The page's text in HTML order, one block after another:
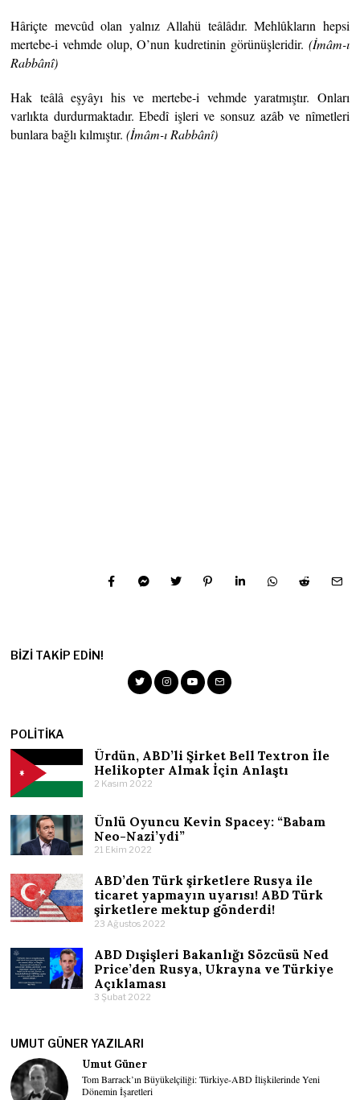
Hâriçte mevcûd olan yalnız Allahü teâlâdır. Mehlûkların hepsi
mertebe-i vehmde olup, O’nun kudretinin görünüşleridir. (İmâm-ı
Rabbânî)
Hak teâlâ eşyâyı his ve mertebe-i vehmde yaratmıştır. Onları
varlıkta durdurmaktadır. Ebedî işleri ve sonsuz azâb ve nîmetleri
bunlara bağlı kılmıştır.(İmâm-ı Rabbânî)
BIZI TAKIP EDIN!
POLITIKA
Ürdün, ABD’li Şirket Bell Textron İle
Helikopter Almak İçin Anlaştı
2 Kasım 2022
Ünlü Oyuncu Kevin Spacey: “Babam
Neo-Nazi’ydi”
21 Ekim 2022
ABD’den Türk şirketlere Rusya ile
ticaret yapmayın uyarısı! ABD Türk
şirketlere mektup gönderdi!
23 Ağustos 2022
ABD Dışişleri Bakanlığı Sözcüsü Ned
Price’den Rusya, Ukrayna ve Türkiye
Açıklaması
3 Şubat 2022
UMUT GÜNER YAZILARI
Umut Güner
Tom Barrack’ın Büyükelçiliği: Türkiye-ABD İlişkilerinde Yeni
Dönemin İşaretleri